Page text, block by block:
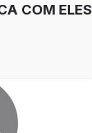
COM ELES